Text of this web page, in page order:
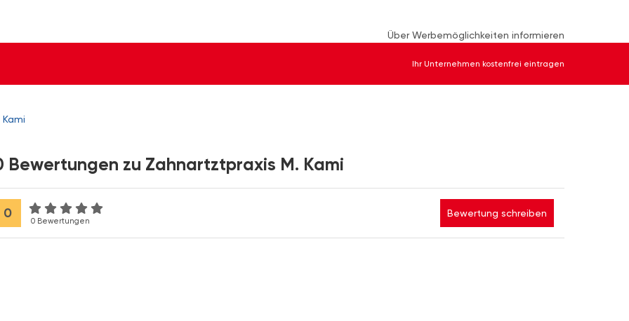
Über Werbemöglichkeiten informieren
Ihr Unternehmen kostenfrei eintragen
Bewertungen zu Zahnartztpraxis M. Kami
0
0 Bewertungen
Bewertung schreiben